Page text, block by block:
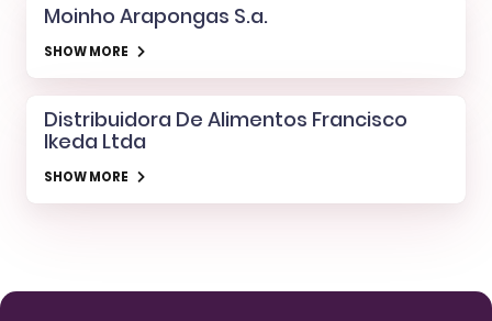
Moinho Arapongas S.a.
SHOW MORE
Distribuidora De Alimentos Francisco
Ikeda Ltda
SHOW MORE